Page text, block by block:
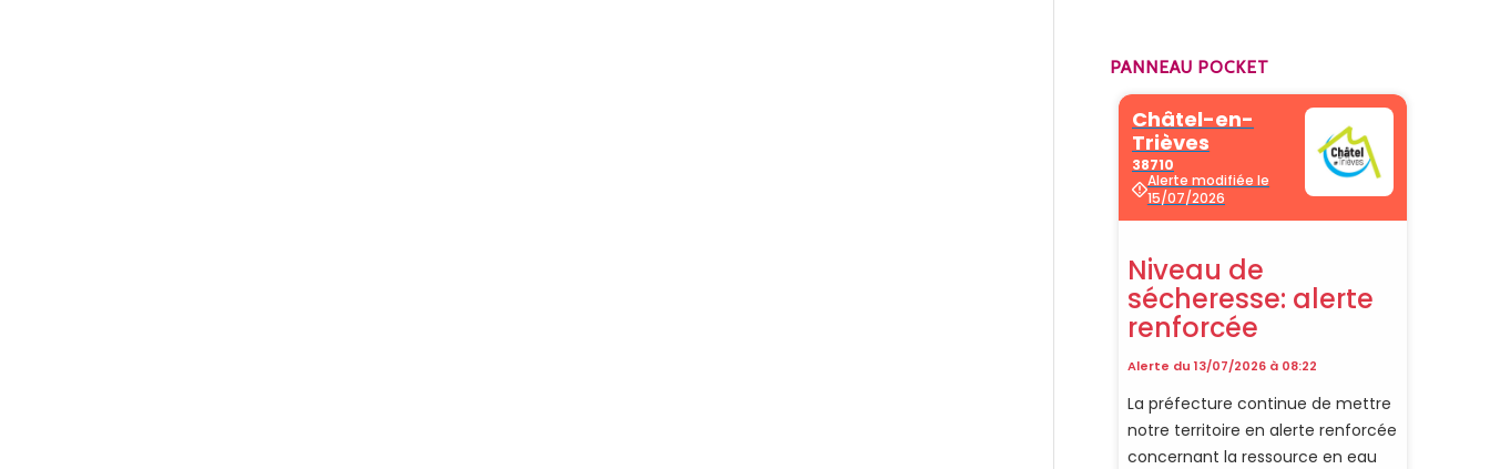
PANNEAU POCKET